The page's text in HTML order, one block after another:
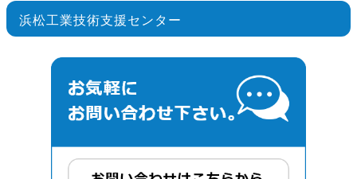
浜松工業技術支援センター